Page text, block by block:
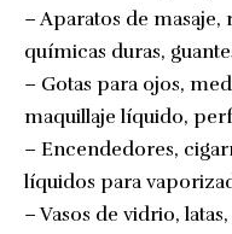
– Aparatos de masaje,
químicas duras,
– Gotas para ojos,
maquillaje líquido,
– Encendedores,
líquidos para
– Vasos de vidrio,